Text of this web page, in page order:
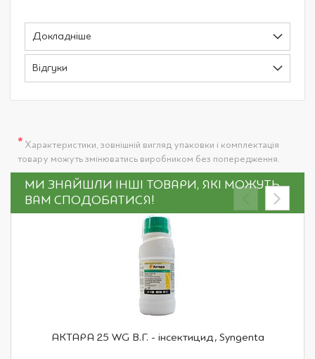
Докладніше
Відгуки
* Характеристики, зовнішній вигляд упаковки і комплектація
товару можуть змінюватись виробником без попередження.
МИ ЗНАЙШЛИ ІНШІ ТОВАРИ, ЯКІ МОЖУТЬ
ВАМ СПОДОБАТИСЯ!
АКТАРА 25 WG В.Г. - інсектицид, Syngenta